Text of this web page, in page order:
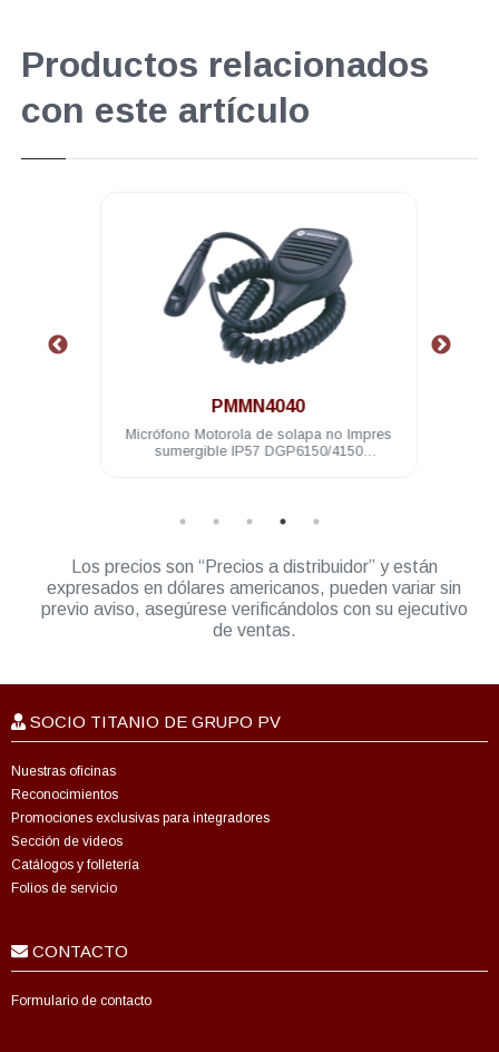
Productos relacionados
con este artículo
PMMN4040
Micrófono Motorola de solapa no Impres
sumergible IP57 DGP6150/4150
Los precios son “Precios a distribuidor” y están
expresados en dólares americanos, pueden variar sin
previo aviso, asegúrese verificándolos con su ejecutivo
de ventas.
SOCIO TITANIO DE GRUPO PV
Nuestras oficinas
Reconocimientos
Promociones exclusivas para integradores
Sección de videos
Catálogos y folletería
Folios de servicio
CONTACTO
Formulario de contacto